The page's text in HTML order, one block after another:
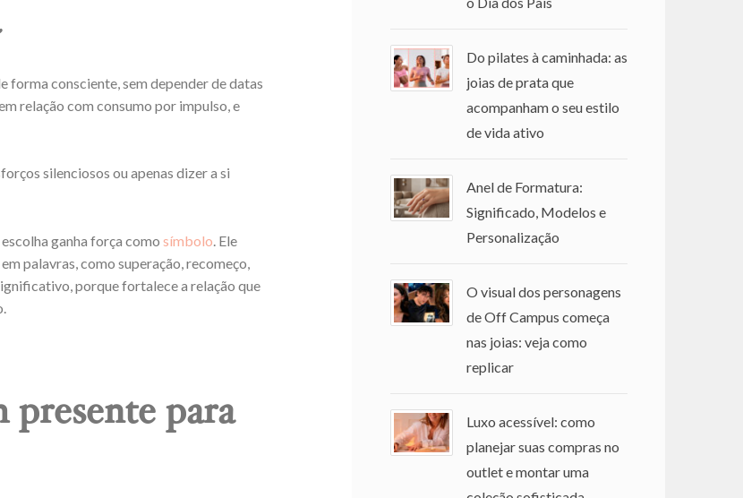
forma consciente, sem depender de datas
relação com consumo por impulso, e
silenciosos ou apenas dizer a si
ganha força comosímbolo. Ele
palavras, como superação, recomeço,
porque fortalece a relação que
presente para
Do pilates à caminhada: as
joias de prata que
acompanham o seu estilo
de vida ativo
Anel de Formatura:
Significado, Modelos e
Personalização
O visual dos personagens
de Off Campus começa
nas joias: veja como
replicar
Luxo acessível: como
planejar suas compras no
outlet e montar uma